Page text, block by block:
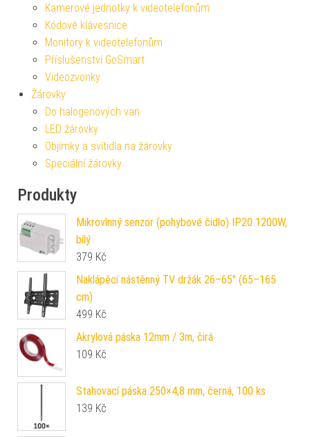
Kamerové jednotky k videotelefonům
Kódové klávesnice
Monitory k videotelefonům
Příslušenství GoSmart
Videozvonky
Žárovky
Do halogenových van
LED žárovky
Objímky a svítidla na žárovky
Speciální žárovky
Produkty
Mikrovlnný senzor (pohybové čidlo) IP20 1200W,
bílý
379 Kč
Naklápěcí nástěnný TV držák 26–65" (65–165
cm)
499 Kč
Akrylová páska 12mm / 3m, čirá
109 Kč
Stahovací páska 250×4,8 mm, černá, 100 ks
139 Kč